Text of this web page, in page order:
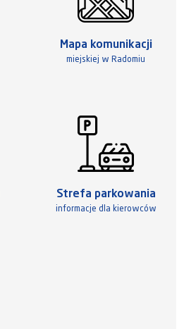
Mapa komunikacji
miejskiej w Radomiu
Strefa parkowania
informacje dla kierowców